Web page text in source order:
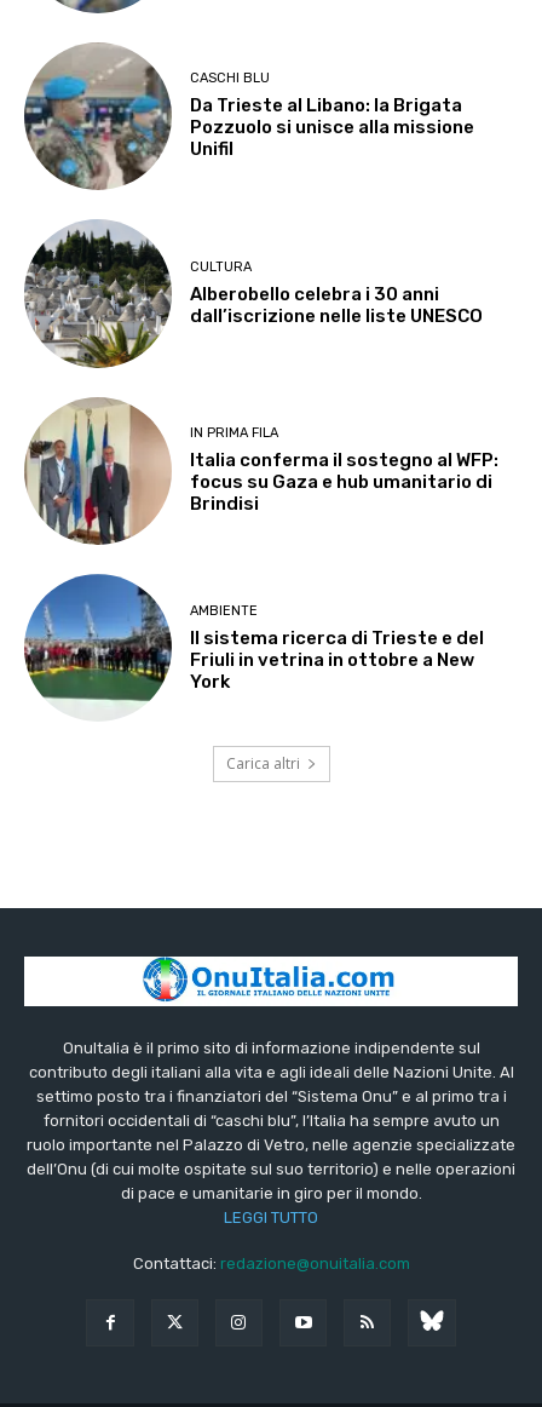
CASCHI BLU
Da Trieste al Libano: la Brigata
Pozzuolo si unisce alla missione
Unifil
CULTURA
Alberobello celebra i 30 anni
dall’iscrizione nelle liste UNESCO
IN PRIMA FILA
Italia conferma il sostegno al WFP:
focus su Gaza e hub umanitario di
Brindisi
AMBIENTE
Il sistema ricerca di Trieste e del
Friuli in vetrina in ottobre a New
York
Carica altri
OnuItalia è il primo sito di informazione indipendente sul
contributo degli italiani alla vita e agli ideali delle Nazioni Unite. Al
settimo posto tra i finanziatori del “Sistema Onu” e al primo tra i
fornitori occidentali di “caschi blu”, l’Italia ha sempre avuto un
ruolo importante nel Palazzo di Vetro, nelle agenzie specializzate
dell’Onu (di cui molte ospitate sul suo territorio) e nelle operazioni
di pace e umanitarie in giro per il mondo.
LEGGI TUTTO
Contattaci: redazione@onuitalia.com